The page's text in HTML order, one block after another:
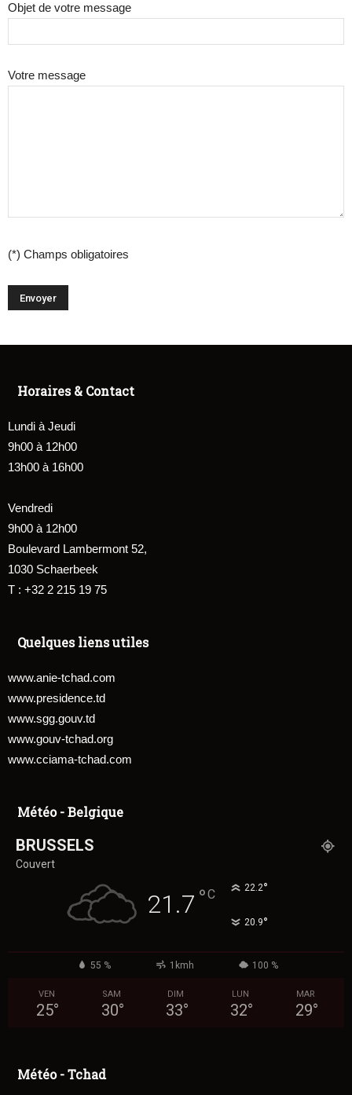
Objet de votre message
Votre message
(*) Champs obligatoires
Horaires & Contact
Lundi à Jeudi
9h00 à 12h00
13h00 à 16h00
Vendredi
9h00 à 12h00
Boulevard Lambermont 52,
1030 Schaerbeek
T : +32 2 215 19 75
Quelques liens utiles
www.anie-tchad.com
www.presidence.td
www.sgg.gouv.td
www.gouv-tchad.org
www.cciama-tchad.com
Météo - Belgique
BRUSSELS
Couvert
21.7 °C 22.2°
20.9°
55 % 1kmh 100 %
VEN
25°
SAM
30°
DIM
33°
LUN
32°
MAR
29°
Météo - Tchad